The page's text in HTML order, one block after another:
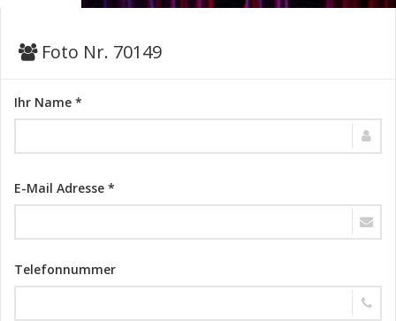
Foto Nr. 70149
Ihr Name *
E-Mail Adresse *
Telefonnummer